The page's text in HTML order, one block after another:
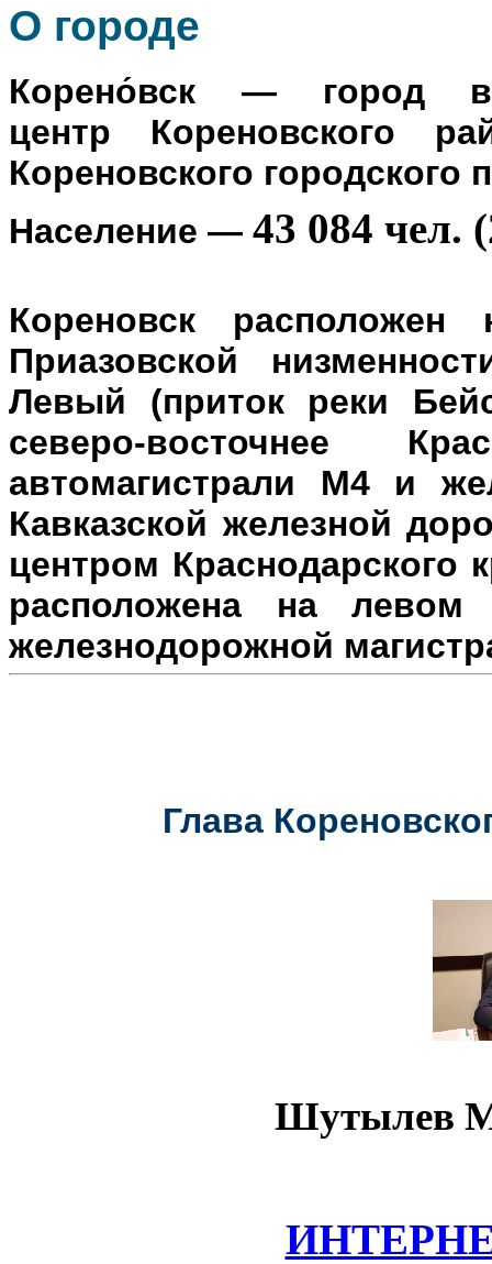
О городе
Корено́вск — город в
центр Кореновского
Кореновского городского
Население — 43 084 чел.
Кореновск
Приазовской
Левый (приток реки
северо-восточнее
автомагистрали М4 и
Кавказской железной
центром Краснодарского
расположена на левом
железнодорожной
Глава
Шутылев